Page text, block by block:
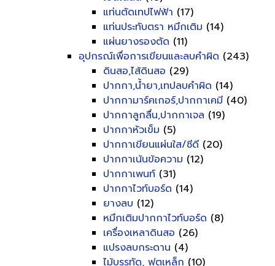
แท่นตัดเทปไฟฟ้า (17)
แท่นประทับตรา หมึกเติม (14)
แผ่นยางรองตัด (11)
อุปกรณ์เพื่อการเขียนและลบคำผิด (243)
ดินสอ,ไส้ดินสอ (29)
ปากกา,น้ำยา,เทปลบคำผิด (14)
ปากกามาร์คเกอร์,ปากกาเคมี (40)
ปากกาลูกลื่น,ปากกาเจล (19)
ปากกาหัวเข็ม (5)
ปากกาเขียนแผ่นใส/ซีดี (20)
ปากกาเน้นข้อความ (12)
ปากกาเพนท์ (31)
ปากกาไวท์บอร์ด (14)
ยางลบ (12)
หมึกเติมปากกาไวท์บอร์ด (8)
เครื่องเหลาดินสอ (26)
แปรงลบกระดาน (4)
ไม้บรรทัด, ฟุตเหล็ก (10)